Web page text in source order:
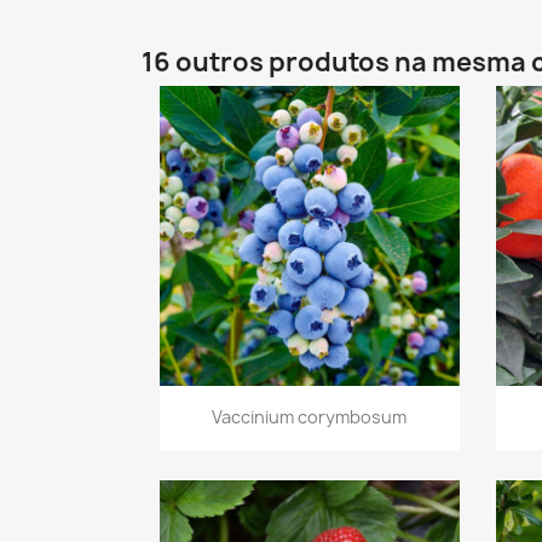
16 outros produtos na mesma
Vista rápida
Vaccinium corymbosum